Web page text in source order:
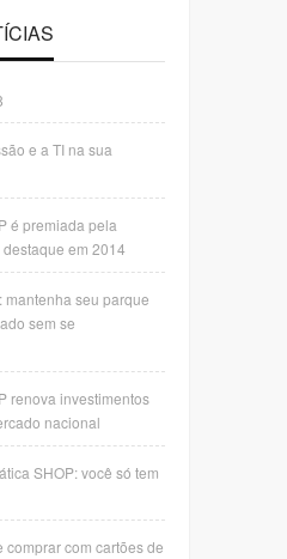
e a TI na sua
é premiada pela
em 2014
seu parque
sem se
renova investimentos
nacional
SHOP: você só tem
comprar com cartões de